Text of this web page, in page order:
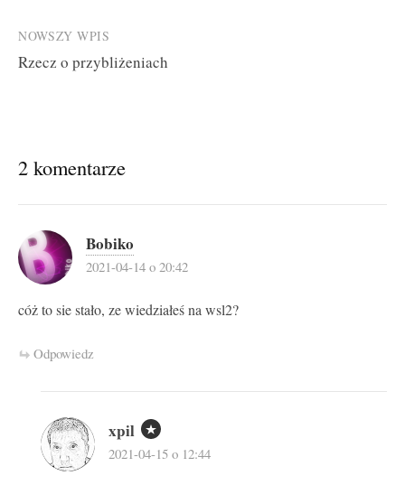
NOWSZY WPIS
Rzecz o przybliżeniach
2 komentarze
Bobiko
2021-04-14 o 20:42
cóż to sie stało, ze wiedziałeś na wsl2?
Odpowiedz
xpil
2021-04-15 o 12:44